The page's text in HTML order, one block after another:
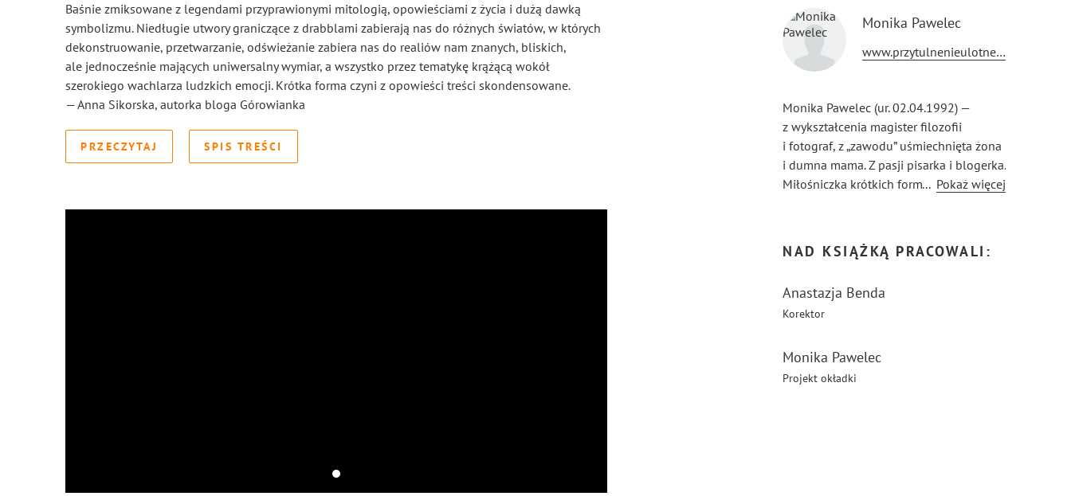
Baśnie zmiksowane z legendami przyprawionymi mitologią, opowieściami z życia i dużą dawką
symbolizmu. Niedługie utwory graniczące z drabblami zabierają nas do różnych światów, w których
dekonstruowanie, przetwarzanie, odświeżanie zabiera nas do realiów nam znanych, bliskich,
ale jednocześnie mających uniwersalny wymiar, a wszystko przez tematykę krążącą wokół
szerokiego wachlarza ludzkich emocji. Krótka forma czyni z opowieści treści skondensowane.
— Anna Sikorska, autorka bloga Górowianka
PRZECZYTAJ SPIS TREŚCI
Monika Pawelec
www.przytulnenieulotne.wordpress.com
Monika Pawelec (ur. 02.04.1992) —
z wykształcenia magister filozofii
i fotograf, z „zawodu” uśmiechnięta żona
i dumna mama. Z pasji pisarka i blogerka.
Miłośniczka krótkich form oraz
w kubku herbaty z cytryną.
... Pokaż więcej
NAD KSIĄŻKĄ PRACOWALI:
Anastazja Benda
Korektor
Monika Pawelec
Projekt okładki